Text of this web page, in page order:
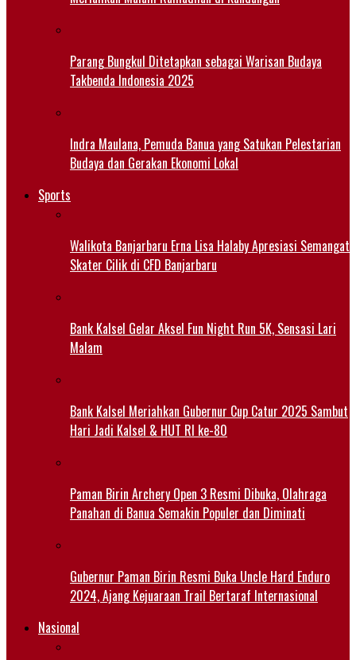
Parang Bungkul Ditetapkan sebagai Warisan Budaya
Takbenda Indonesia 2025
Indra Maulana, Pemuda Banua yang Satukan Pelestarian
Budaya dan Gerakan Ekonomi Lokal
Sports
Walikota Banjarbaru Erna Lisa Halaby Apresiasi Semangat
Skater Cilik di CFD Banjarbaru
Bank Kalsel Gelar Aksel Fun Night Run 5K, Sensasi Lari
Malam
Bank Kalsel Meriahkan Gubernur Cup Catur 2025 Sambut
Hari Jadi Kalsel & HUT RI ke-80
Paman Birin Archery Open 3 Resmi Dibuka, Olahraga
Panahan di Banua Semakin Populer dan Diminati
Gubernur Paman Birin Resmi Buka Uncle Hard Enduro
2024, Ajang Kejuaraan Trail Bertaraf Internasional
Nasional